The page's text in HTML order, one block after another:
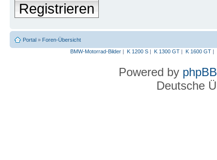
Registrieren
Portal » Foren-Übersicht
BMW-Motorrad-Bilder| K 1200 S| K 1300 GT| K 1600 GT|
Powered by phpBB
Deutsche